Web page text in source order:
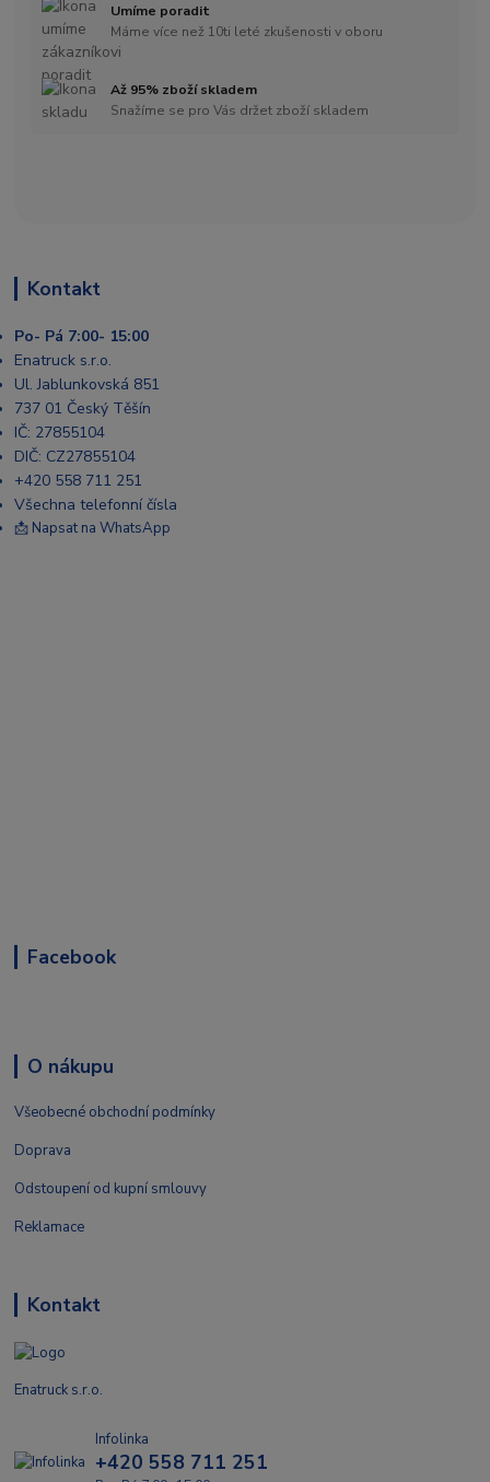
Umíme poradit
Máme více než 10ti leté zkušenosti v oboru
Až 95% zboží skladem
Snažíme se pro Vás držet zboží skladem
Kontakt
Po- Pá 7:00- 15:00
Enatruck s.r.o.
Ul. Jablunkovská 851
737 01 Český Těšín
IČ: 27855104
DIČ: CZ27855104
+420 558 711 251
Všechna telefonní čísla
📩 Napsat na WhatsApp
Facebook
O nákupu
Všeobecné obchodní podmínky
Doprava
Odstoupení od kupní smlouvy
Reklamace
Kontakt
Enatruck s.r.o.
Infolinka
+420 558 711 251